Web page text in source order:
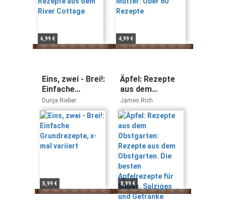
6,99 € 4,99 €
Eins, zwei - Brei!:
Einfache
Grundrezepte, x-
mal variiert
Dunja Rieber
5,99 €
Äpfel: Rezepte
aus dem
Obstgarten:
Rezepte aus
dem
Obstgarten. Die
besten
Apfelrezepte für
Süßes, Salziges
und Getränke
James Rich
8,99 €